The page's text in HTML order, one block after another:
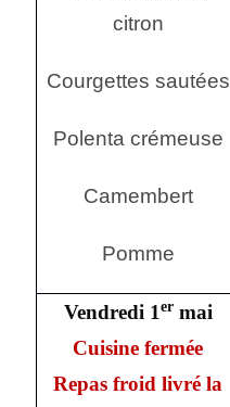
citron
Courgettes sautées
Polenta crémeuse
Camembert
Pomme
Vendredi 1 ermai
Cuisine fermée
Repas froid livré la